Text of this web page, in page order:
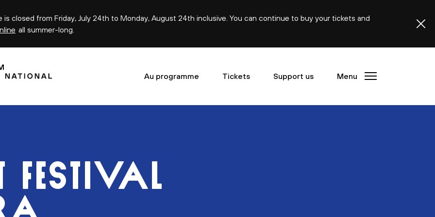
is closed from Friday, July 24th to Monday, August 24th inclusive. You can continue to buy your tickets and
all summer-long.
Au programme Tickets Support us Menu
FESTIVAL